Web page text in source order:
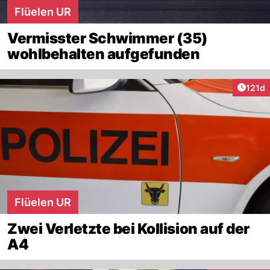
Flüelen UR
Vermisster Schwimmer (35)
wohlbehalten aufgefunden
121d
Flüelen UR
Zwei Verletzte bei Kollision auf der
A4